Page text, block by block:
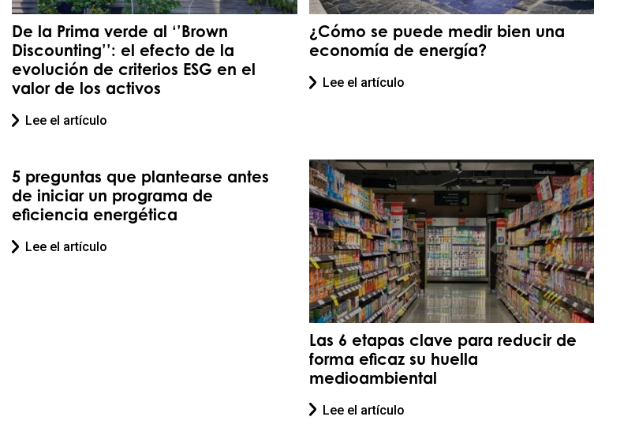
De la Prima verde al ‘’Brown
Discounting’’: el efecto de la
evolución de criterios ESG en el
valor de los activos
Lee el artículo
¿Cómo se puede medir bien una
economía de energía?
Lee el artículo
5 preguntas que plantearse antes
de iniciar un programa de
eficiencia energética
Lee el artículo
Las 6 etapas clave para reducir de
forma eficaz su huella
medioambiental
Lee el artículo